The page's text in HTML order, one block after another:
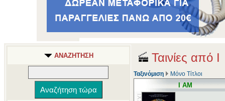
ΑΝΑΖΗΤΗΣΗ Ταινίες από I
Ταξινόμιση Μόνο Τίτλοι
I AM